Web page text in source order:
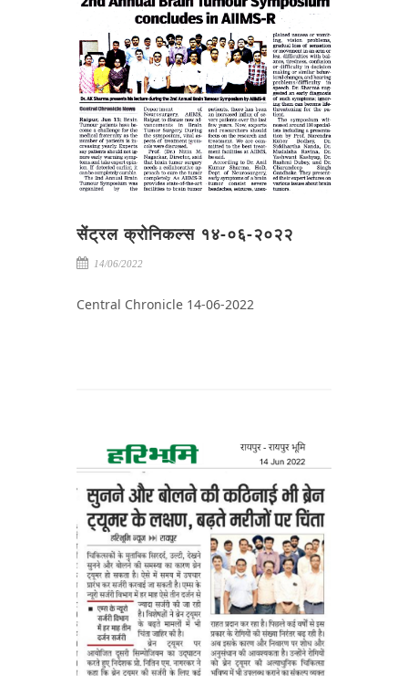
सेंट्रल क्रोनिकल्स १४-०६-२०२२
14/06/2022
Central Chronicle 14-06-2022